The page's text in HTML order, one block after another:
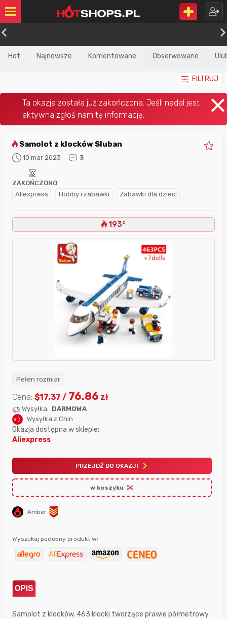
Hot Najnowsze Komentowane Obserwowane
FILTRUJ
Samolot z klocków Sluban
10 mar 2023 3
Aliexpress Hobby i zabawki Zabawki dla dzieci
ZAKOŃCZONO
193°
Pełen rozmiar
Amber
Cena: $17.37 / 76.86 zł
Wysyłka: DARMOWA
Wysyłka z Chin
Okazja dostępna w sklepie:
Aliexpress
PRZEJDŹ DO OKAZJI
w koszyku
Wyszukaj podobny produkt w:
OPIS
Samolot z klocków. 463 klocki tworzące prawie półmetrowy